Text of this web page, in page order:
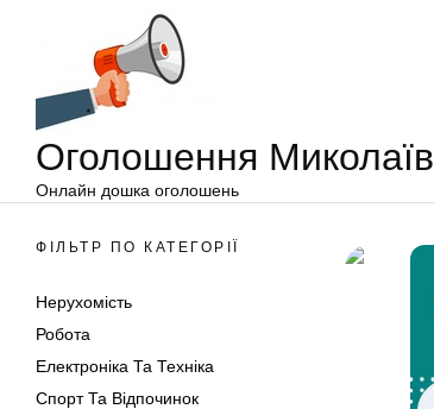
Оголошення Миколаїв
Онлайн дошка оголошень
ФІЛЬТР ПО КАТЕГОРІЇ
Нерухомість
Робота
Електроніка Та Техніка
Спорт Та Відпочинок